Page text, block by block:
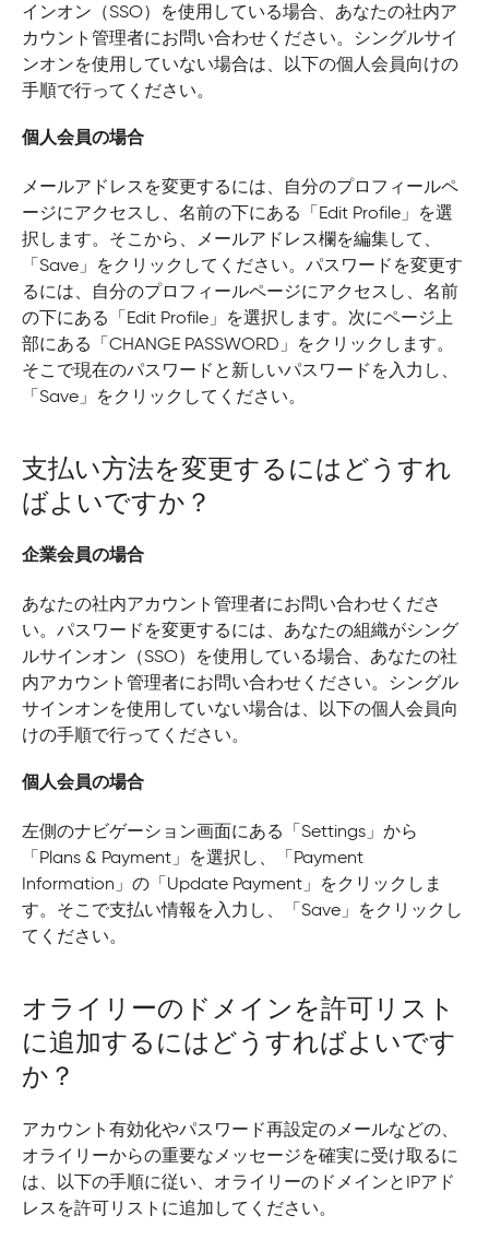
インオン（SSO）を使用している場合、あなたの社内ア
カウント管理者にお問い合わせください。シングルサイ
ンオンを使用していない場合は、以下の個人会員向けの
手順で行ってください。
個人会員の場合
メールアドレスを変更するには、自分のプロフィールペ
ージにアクセスし、名前の下にある「Edit Profile」を選
択します。そこから、メールアドレス欄を編集して、
「Save」をクリックしてください。パスワードを変更す
るには、自分のプロフィールページにアクセスし、名前
の下にある「Edit Profile」を選択します。次にページ上
部にある「CHANGE PASSWORD」をクリックします。
そこで現在のパスワードと新しいパスワードを入力し、
「Save」をクリックしてください。
支払い方法を変更するにはどうすれ
ばよいですか？
企業会員の場合
あなたの社内アカウント管理者にお問い合わせくださ
い。パスワードを変更するには、あなたの組織がシング
ルサインオン（SSO）を使用している場合、あなたの社
内アカウント管理者にお問い合わせください。シングル
サインオンを使用していない場合は、以下の個人会員向
けの手順で行ってください。
個人会員の場合
左側のナビゲーション画面にある「Settings」から
「Plans & Payment」を選択し、「Payment
Information」の「Update Payment」をクリックしま
す。そこで支払い情報を入力し、「Save」をクリックし
てください。
オライリーのドメインを許可リスト
に追加するにはどうすればよいです
か？
アカウント有効化やパスワード再設定のメールなどの、
オライリーからの重要なメッセージを確実に受け取るに
は、以下の手順に従い、オライリーのドメインとIPアド
レスを許可リストに追加してください。